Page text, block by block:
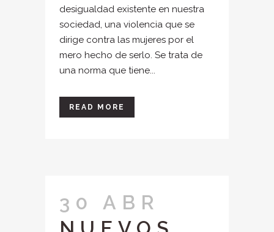
desigualdad existente en nuestra
sociedad, una violencia que se
dirige contra las mujeres por el
mero hecho de serlo. Se trata de
una norma que tiene...
READ MORE
30 ABR